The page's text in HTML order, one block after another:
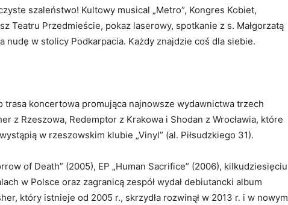
szaleństwo! Kultowy musical „Metro”, Kongres Kobiet,
Teatru Przedmieście, pokaz laserowy, spotkanie z s. Małgorzatą
nudę w stolicy Podkarpacia. Każdy znajdzie coś dla siebie.
trasa koncertowa promująca najnowsze wydawnictwa trzech
z Rzeszowa, Redemptor z Krakowa i Shodan z Wrocławia, które
w rzeszowskim klubie „Vinyl” (al. Piłsudzkiego 31).
of Death” (2005), EP „Human Sacrifice” (2006), kilkudziesięciu
w Polsce oraz zagranicą zespół wydał debiutancki album
który istnieje od 2005 r., skrzydła rozwinął w 2013 r. i w nowym